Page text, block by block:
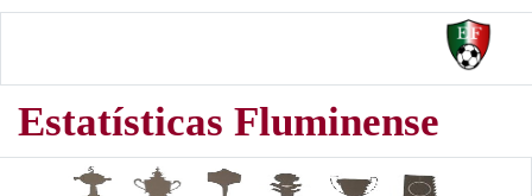
Estatísticas Fluminense